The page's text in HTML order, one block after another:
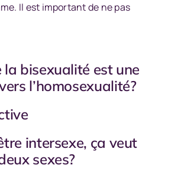
. Il est important de ne pas
la bisexualité est une
l’homosexualité?
intersexe, ça veut
sexes?